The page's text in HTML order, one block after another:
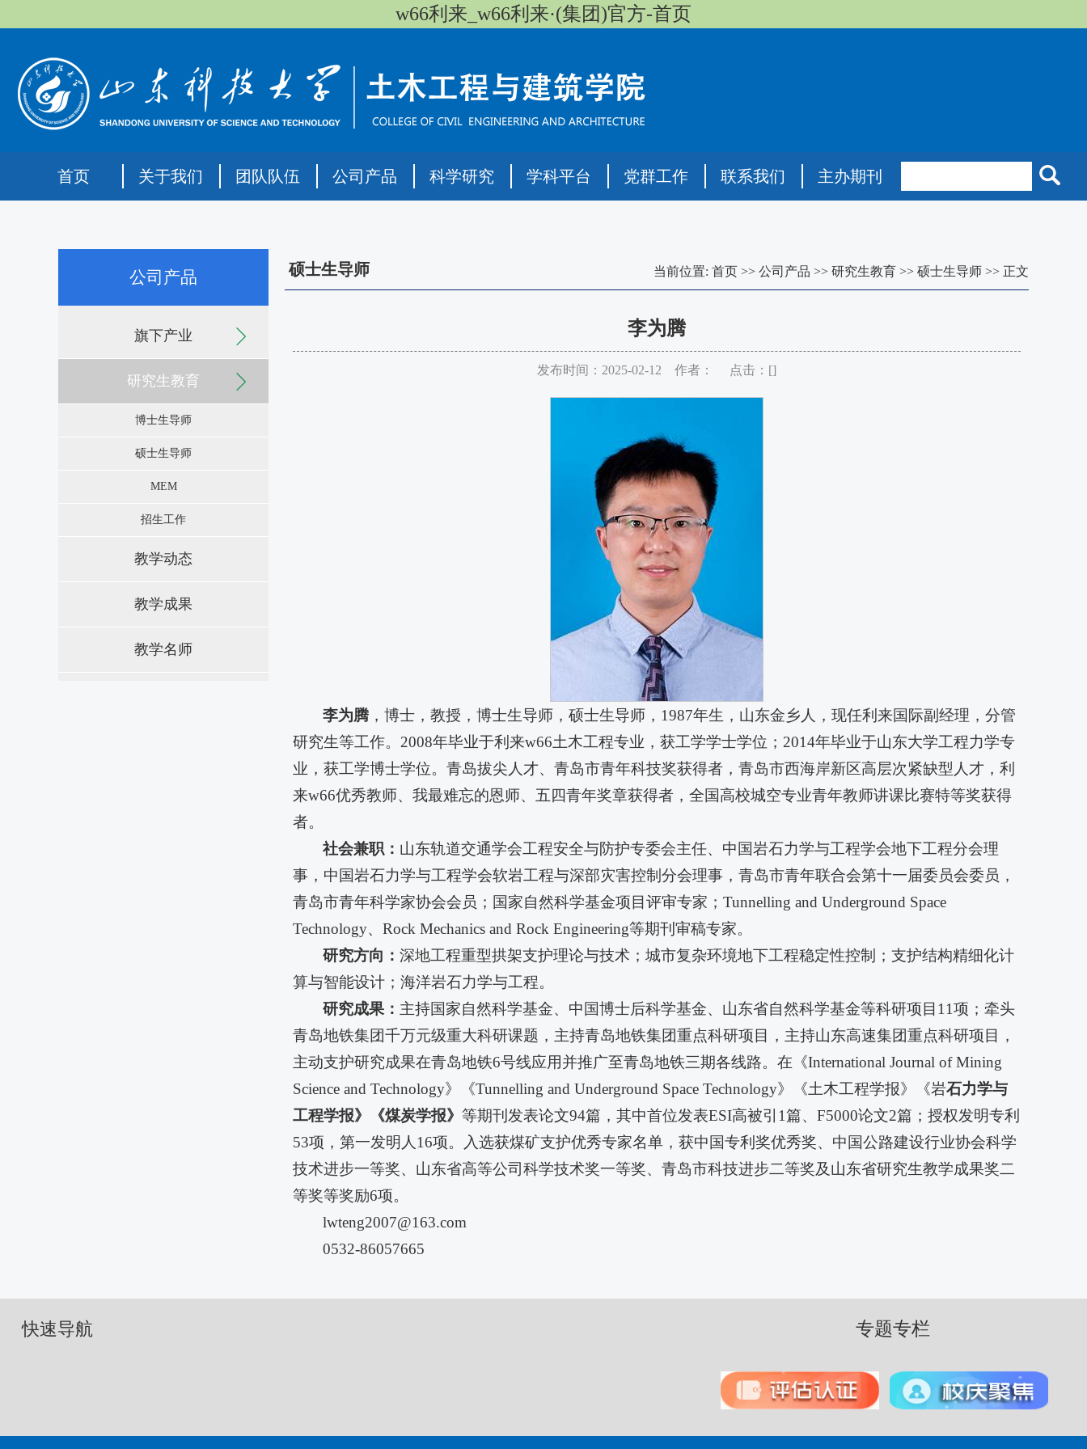
w66利来_w66利来·(集团)官方-首页
首页 关于我们 团队队伍 公司产品 科学研究 学科平台 党群工作 联系我们 主办期刊
公司产品
旗下产业
研究生教育
博士生导师
硕士生导师
MEM
招生工作
教学动态
教学成果
教学名师
硕士生导师 当前位置: 首页 >> 公司产品 >> 研究生教育 >> 硕士生导师 >> 正文
李为腾
发布时间：2025-02-12 作者： 点击：[]
李为腾 ，博士，教授，博士生导师，硕士生导师，1987年生，山东金乡人，现任利来国际副经理，分管
研究生等工作。2008年毕业于利来w66土木工程专业，获工学学士学位；2014年毕业于山东大学工程力学专
业，获工学博士学位。青岛拔尖人才、青岛市青年科技奖获得者，青岛市西海岸新区高层次紧缺型人才，利
来w66优秀教师、我最难忘的恩师、五四青年奖章获得者，全国高校城空专业青年教师讲课比赛特等奖获得
者。
社会兼职 ： 山东轨道交通学会工程安全与防护专委会主任、中国岩石力学与工程学会地下工程分会理
事，中国岩石力学与工程学会软岩工程与深部灾害控制分会理事，青岛市青年联合会第十一届委员会委员，
青岛市青年科学家协会会员；国家自然科学基金项目评审专家；Tunnelling and Underground Space
Technology、Rock Mechanics and Rock Engineering等期刊审稿专家。
研究方向：深地工程重型拱架支护理论与技术；城市复杂环境地下工程稳定性控制；支护结构精细化计
算与智能设计；海洋岩石力学与工程。
研究成果： 主持国家自然科学基金、中国博士后科学基金、山东省自然科学基金等科研项目11项；牵头
青岛地铁集团千万元级重大科研课题，主持青岛地铁集团重点科研项目，主持山东高速集团重点科研项目，
主动支护研究成果在青岛地铁6号线应用并推广至青岛地铁三期各线路。在《International Journal of Mining
Science and Technology》《Tunnelling and Underground Space Technology》《土木工程学报》《岩石力学与
工程学报》《煤炭学报》 等期刊发表论文94篇，其中首位发表ESI高被引1篇、F5000论文2篇；授权发明专利
53项，第一发明人16项。入选获煤矿支护优秀专家名单，获中国专利奖优秀奖、中国公路建设行业协会科学
技术进步一等奖、山东省高等公司科学技术奖一等奖、青岛市科技进步二等奖及山东省研究生教学成果奖二
等奖等奖励6项。
lwteng2007@163.com
0532-86057665
快速导航 专题专栏